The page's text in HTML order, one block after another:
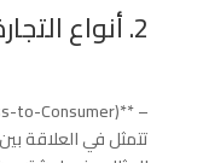
2. أنواع التجارة الإلكترونية:
– **B2C (Business-to-Consumer):**
تتمثل في العلاقة